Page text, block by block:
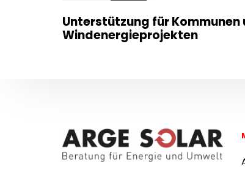
Unterstützung für Kommunen
Windenergieprojekten